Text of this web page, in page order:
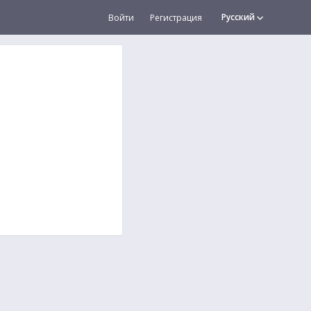
Русский
Войти Регистрация